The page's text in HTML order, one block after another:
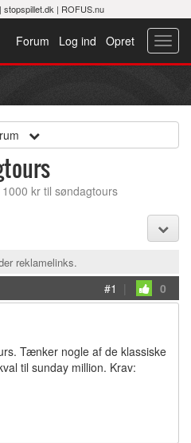
stopspillet.dk | ROFUS.nu
Opret
Log ind
Forum
1000 kr til søndagtours
reklamelinks.
#1 | 0
Tænker nogle af de klassiske
til sunday million. Krav: